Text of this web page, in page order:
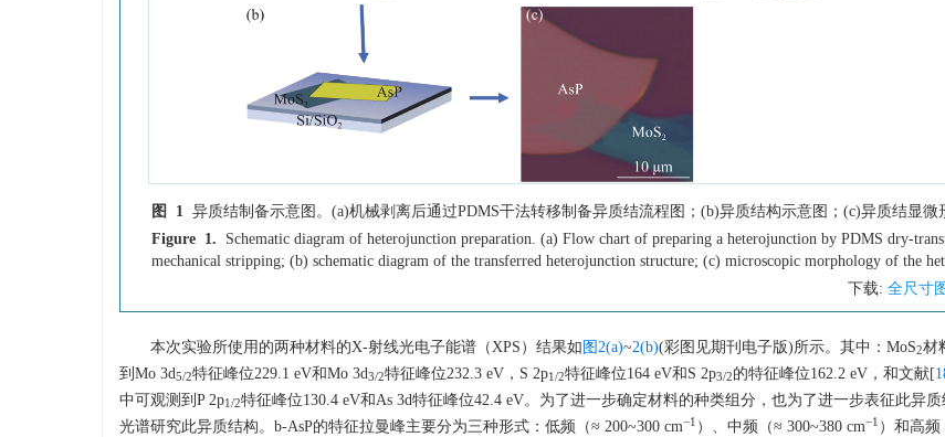
图 1
异质结制备示意图。(a)机械剥离后通过PDMS干法转移制备异质结流程图；(b)异质结构示意图；(c)异质结显微
Figure 1.
Schematic diagram of heterojunction preparation. (a) Flow chart of preparing a heterojunction by PDMS dry-
mechanical stripping; (b) schematic diagram of the transferred heterojunction structure; (c) microscopic morphology of the
下载: 全尺寸
本次实验所使用的两种材料的X-射线光电子能谱（XPS）结果如 图2(a)~2(b)(彩图见期刊电子版)所示。其中：MoS2材
到Mo 3d5/2特征峰位229.1 eV和Mo 3d3/2特征峰位232.3 eV，S 2p1/2特征峰位164 eV和S 2p3/2的特征峰位162.2 eV，和文献[
中可观测到P 2p1/2特征峰位130.4 eV和As 3d特征峰位42.4 eV。为了进一步确定材料的种类组分，也为了进一步表征此异
光谱研究此异质结构。b-AsP的特征拉曼峰主要分为三种形式：低频（≈ 200~300 cm−1 ）、中频（≈ 300~380 cm−1 ）和高频